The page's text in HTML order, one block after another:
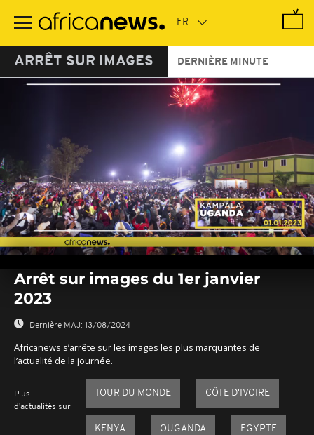
contenu
ARRÊT SUR IMAGES DERNIÈRE MINUTE
seconds
seconds
Arrêt sur images du 1er janvier
2023
Dernière MAJ: 13/08/2024
Africanews s’arrête sur les images les plus marquantes de
l’actualité de la journée.
Plus
d'actualités sur
TOUR DU MONDE CÔTE D'IVOIRE
KENYA OUGANDA EGYPTE